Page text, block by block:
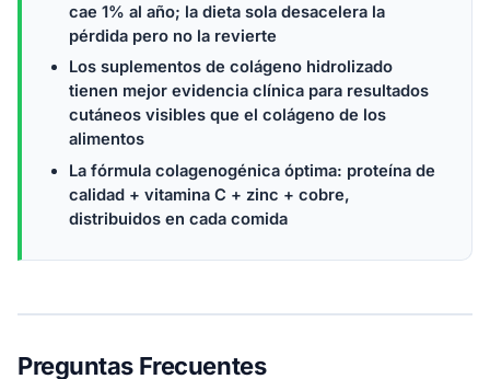
cae 1% al año; la dieta sola desacelera la
pérdida pero no la revierte
Los suplementos de colágeno hidrolizado
tienen mejor evidencia clínica para resultados
cutáneos visibles que el colágeno de los
alimentos
La fórmula colagenogénica óptima: proteína de
calidad + vitamina C + zinc + cobre,
distribuidos en cada comida
Preguntas Frecuentes